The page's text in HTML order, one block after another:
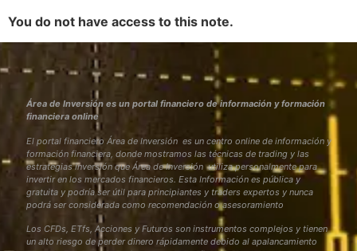
You do not have access to this note.
Área de Inversión es un portal financiero de información y formación
financiera online
El portal financiero Área de Inversión es un centro online de información y
formación financiera, donde mostramos las técnicas de trading y las
estrategias inversión que Área de Inversión utiliza personalmente para
invertir en los mercados financieros. Esta Información es pública y
gratuita y podría ser útil para principiantes y traders expertos y nunca
podrá ser considerada como recomendación o asesoramiento
Los CFDs, ETfs, Acciones y Futuros son instrumentos complejos y tienen
un alto riesgo de perder dinero rápidamente debido al apalancamiento